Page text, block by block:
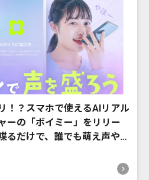
！？スマホで使えるAIリアル
ーの「ボイミー」をリリー
るだけで、誰でも萌え声やイ
に。